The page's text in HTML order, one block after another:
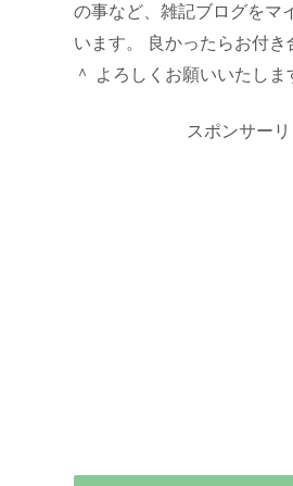
の事など、雑記ブログをマ
います。 良かったらお付き
＾ よろしくお願いいたしま
スポンサーリ